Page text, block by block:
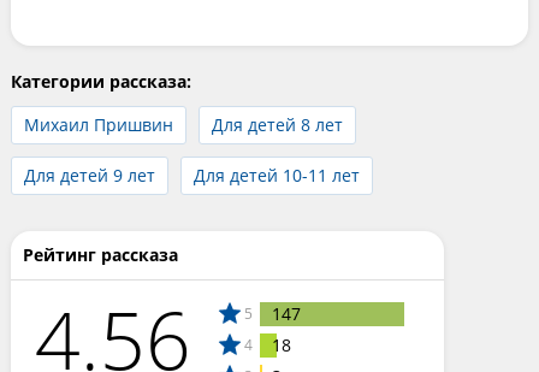
Категории рассказа:
Михаил Пришвин
Для детей 8 лет
Для детей 9 лет Для детей 10-11 лет
Рейтинг рассказа
4.56 5 147
4 18